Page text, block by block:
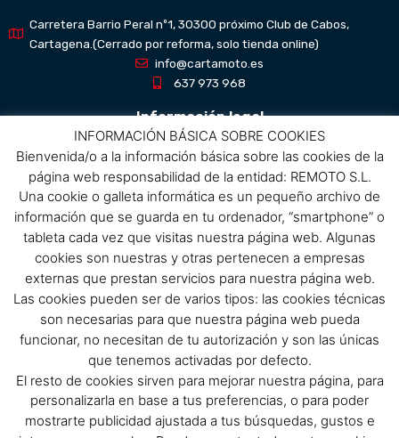
Carretera Barrio Peral nº1, 30300 próximo Club de Cabos,
Cartagena.(Cerrado por reforma, solo tienda online)
info@cartamoto.es
637 973 968
Información legal
Aviso Legal
Política de privacidad
Política de protección de datos
Política de cookies
Condiciones de compra
Menú
Menu
Síguenos
INFORMACIÓN BÁSICA SOBRE COOKIES
Bienvenida/o a la información básica sobre las cookies de la
página web responsabilidad de la entidad: REMOTO S.L.
Una cookie o galleta informática es un pequeño archivo de
información que se guarda en tu ordenador, “smartphone” o
tableta cada vez que visitas nuestra página web. Algunas
cookies son nuestras y otras pertenecen a empresas
externas que prestan servicios para nuestra página web.
Las cookies pueden ser de varios tipos: las cookies técnicas
son necesarias para que nuestra página web pueda
funcionar, no necesitan de tu autorización y son las únicas
que tenemos activadas por defecto.
El resto de cookies sirven para mejorar nuestra página, para
personalizarla en base a tus preferencias, o para poder
mostrarte publicidad ajustada a tus búsquedas, gustos e